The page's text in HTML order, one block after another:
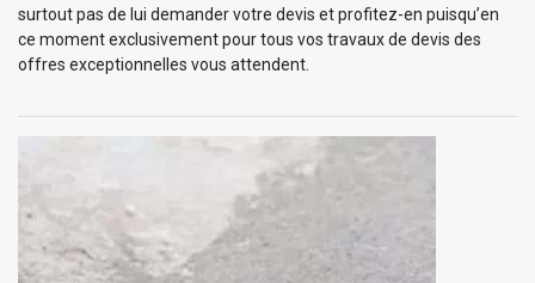
surtout pas de lui demander votre devis et profitez-en puisqu’en
ce moment exclusivement pour tous vos travaux de devis des
offres exceptionnelles vous attendent.